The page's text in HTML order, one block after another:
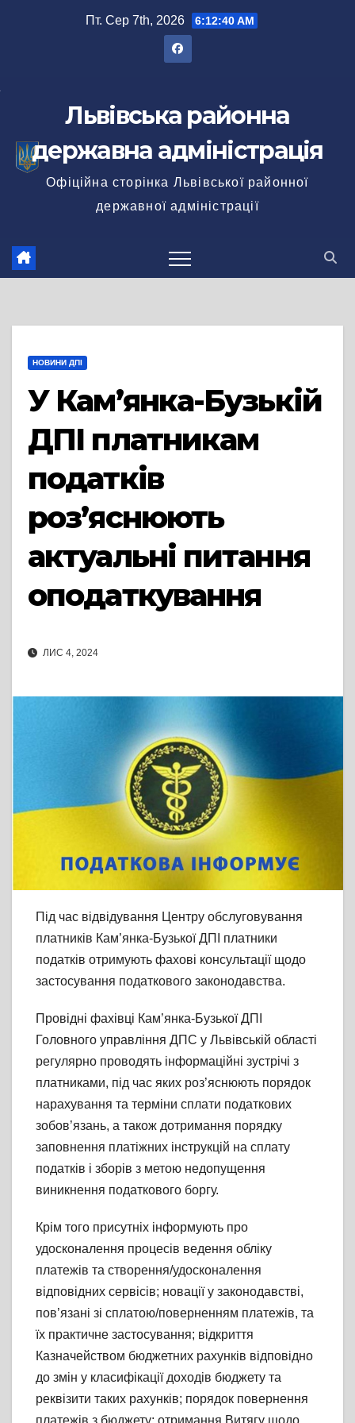
Пт. Сер 7th, 2026 6:12:40 AM
Львівська районна
державна адміністрація
Офіційна сторінка Львівської районної
державної адміністрації
НОВИНИ ДПІ
У Кам’янка-Бузькій
ДПІ платникам
податків
роз’яснюють
актуальні питання
оподаткування
ЛИС 4, 2024
Під час відвідування Центру обслуговування
платників Кам’янка-Бузької ДПІ платники
податків отримують фахові консультації щодо
застосування податкового законодавства.
Провідні фахівці Кам’янка-Бузької ДПІ
Головного управління ДПС у Львівській області
регулярно проводять інформаційні зустрічі з
платниками, під час яких роз’яснюють порядок
нарахування та терміни сплати податкових
зобов’язань, а також дотримання порядку
заповнення платіжних інструкцій на сплату
податків і зборів з метою недопущення
виникнення податкового боргу.
Крім того присутніх інформують про
удосконалення процесів ведення обліку
платежів та створення/удосконалення
відповідних сервісів; новації у законодавстві,
пов’язані зі сплатою/поверненням платежів, та
їх практичне застосування; відкриття
Казначейством бюджетних рахунків відповідно
до змін у класифікації доходів бюджету та
реквізити таких рахунків; порядок повернення